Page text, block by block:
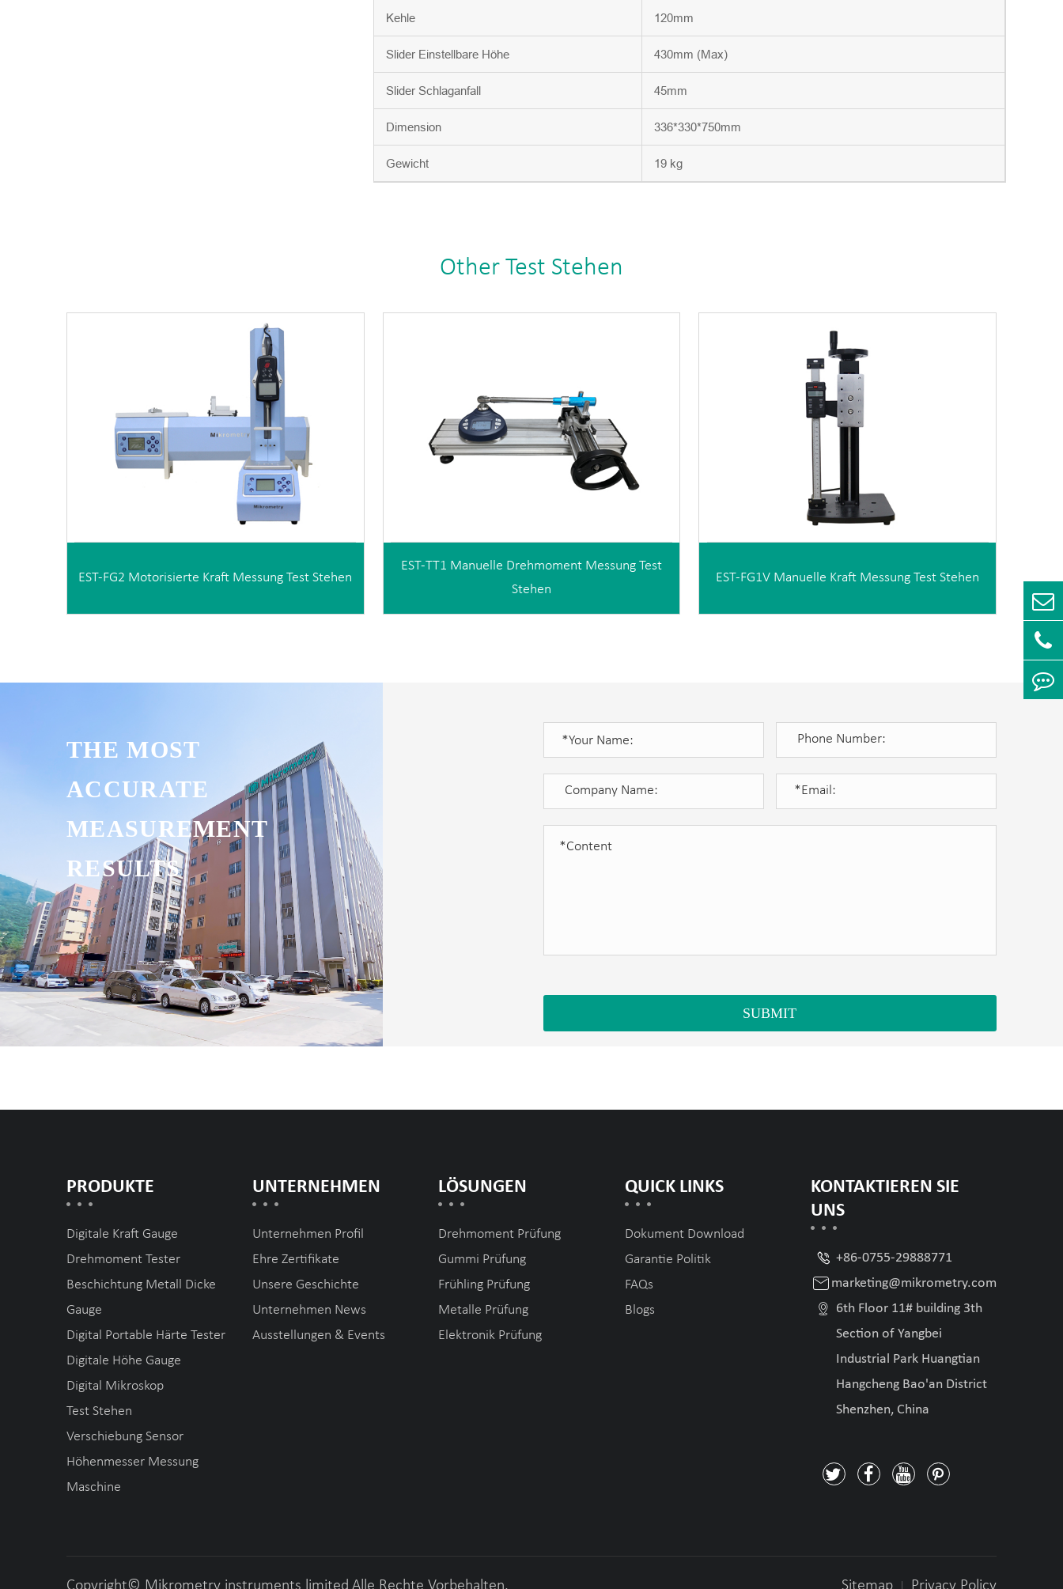
Kehle 120mm
Slider Einstellbare Höhe 430mm (Max)
Slider Schlaganfall 45mm
Dimension 336*330*750mm
Gewicht 19 kg
Other Test Stehen
EST-FG2 Motorisierte Kraft Messung Test Stehen
EST-TT1 Manuelle Drehmoment Messung Test
Stehen
EST-FG1V Manuelle Kraft Messung Test Stehen
THE MOST
ACCURATE
MEASUREMENT
RESULTS
SUBMIT
PRODUKTE
Digitale Kraft Gauge
Drehmoment Tester
Beschichtung Metall Dicke
Gauge
Digital Portable Härte Tester
Digitale Höhe Gauge
Digital Mikroskop
Test Stehen
Verschiebung Sensor
Höhenmesser Messung
Maschine
UNTERNEHMEN
Unternehmen Profil
Ehre Zertifikate
Unsere Geschichte
Unternehmen News
Ausstellungen & Events
LÖSUNGEN
Drehmoment Prüfung
Gummi Prüfung
Frühling Prüfung
Metalle Prüfung
Elektronik Prüfung
QUICK LINKS
Dokument Download
Garantie Politik
FAQs
Blogs
KONTAKTIEREN SIE
UNS
 +86-0755-29888771
 marketing@mikrometry.com
 6th Floor 11# building 3th
Section of Yangbei
Industrial Park Huangtian
Hangcheng Bao'an District
Shenzhen, China
   